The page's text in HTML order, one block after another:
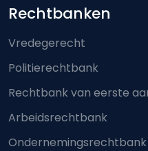
Footer-
Rechtbanken
Vredegerecht
Politierechtbank
Rechtbank van eerste
Arbeidsrechtbank
Ondernemingsrechtbank